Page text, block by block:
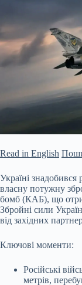
Read in English
Україні знадобився
власну потужну
бомб (КАБ), що
Збройні сили
від західних
Ключові моменти:
Російські
метрів,